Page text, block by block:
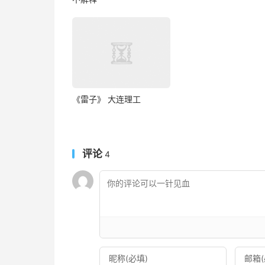
《雷子》 大连理工
评论4